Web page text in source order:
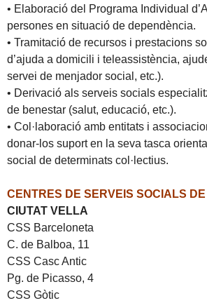
• Elaboració del Programa Individual
persones en situació de dependència.
• Tramitació de recursos i prestacions
d’ajuda a domicili i teleassistència,
servei de menjador social, etc.).
• Derivació als serveis socials
de benestar (salut, educació, etc.).
• Col·laboració amb entitats i
donar-los suport en la seva tasca
social de determinats col·lectius.
CENTRES DE SERVEIS SOCIALS
CIUTAT VELLA
CSS Barceloneta
C. de Balboa, 11
CSS Casc Antic
Pg. de Picasso, 4
CSS Gòtic